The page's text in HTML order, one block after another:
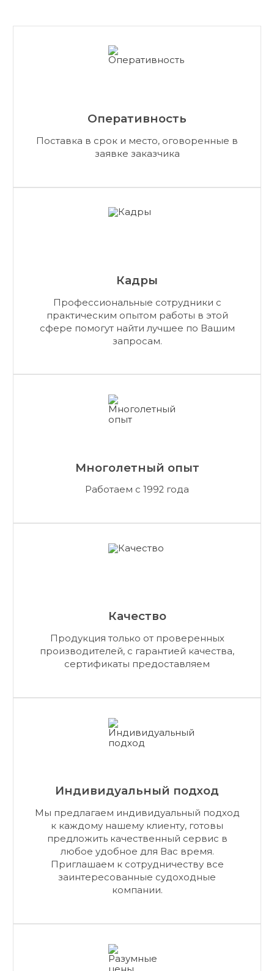
Оперативность
Поставка в срок и место, оговоренные в
заявке заказчика
Кадры
Профессиональные сотрудники с
практическим опытом работы в этой
сфере помогут найти лучшее по Вашим
запросам.
Многолетный опыт
Работаем с 1992 года
Качество
Продукция только от проверенных
производителей, с гарантией качества,
сертификаты предоставляем
Индивидуальный подход
Мы предлагаем индивидуальный подход
к каждому нашему клиенту, готовы
предложить качественный сервис в
любое удобное для Вас время.
Приглашаем к сотрудничеству все
заинтересованные судоходные
компании.